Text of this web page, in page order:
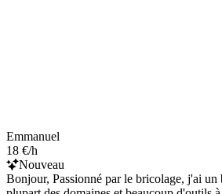
Emmanuel
18 €/h
Nouveau
Bonjour, Passionné par le bricolage, j'ai un